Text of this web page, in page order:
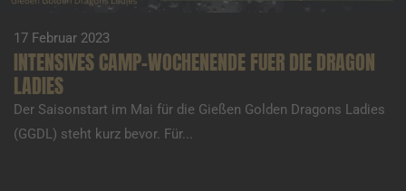
17 Februar 2023
INTENSIVES CAMP-WOCHENENDE FUER DIE DRAGON
LADIES
Der Saisonstart im Mai für die Gießen Golden Dragons Ladies
(GGDL) steht kurz bevor. Für...